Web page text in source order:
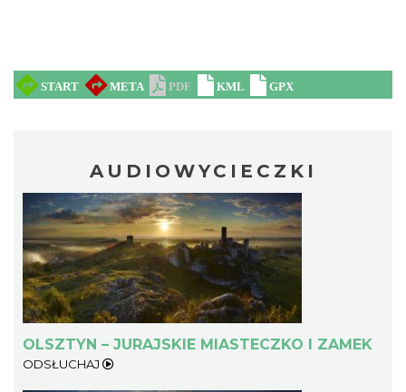
AUDIOWYCIECZKI
OLSZTYN – JURAJSKIE MIASTECZKO I ZAMEK
ODSŁUCHAJ